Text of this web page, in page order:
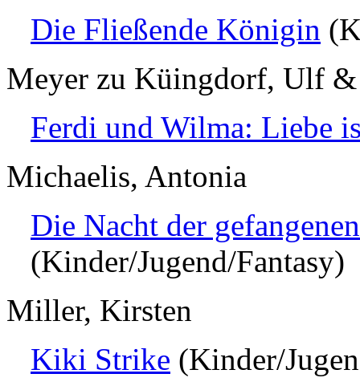
Die Fließende Königin
Meyer zu Küingdorf, Ulf &
Ferdi und Wilma: Liebe
Michaelis, Antonia
Die Nacht der
(Kinder/Jugend/Fantasy)
Miller, Kirsten
Kiki Strike (Kinder/